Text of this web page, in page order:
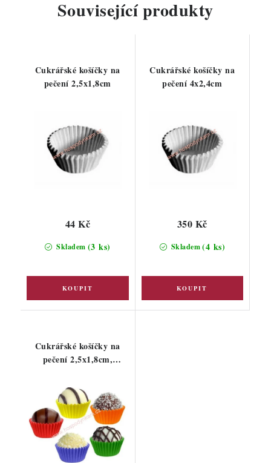
Související produkty
Cukrářské košíčky na
pečení 2,5x1,8cm
Skladem (3 ks)
44 Kč
Cukrářské košíčky na
pečení 4x2,4cm
Skladem(4 ks)
350 Kč
Cukrářské košíčky na
pečení 2,5x1,8cm,